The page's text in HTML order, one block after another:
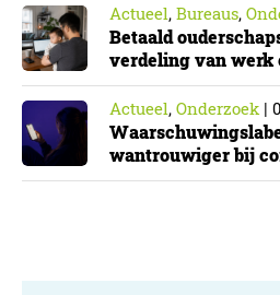
Actueel, Bureaus,
Betaald
verdeling van werk
Actueel, Onderzoek|
wantrouwiger bij